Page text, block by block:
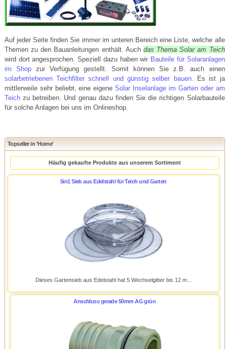
Auf jeder Seite finden Sie immer im unteren Bereich eine Liste, welche alle
Themen zu den Bauanleitungen enthält. Auch das Thema Solar am Teich
wird dort angesprochen. Speziell dazu haben wir Bauteile für Solaranlagen
im Shopzur Verfügung gestellt. Somit können Sie z.B. auch einen
solarbetriebenen Teichfilter schnell und günstig selber bauen. Es ist ja
mittlerweile sehr beliebt, eine eigeneSolar Inselanlage im Garten oder am
Teichzu betreiben. Und genau dazu finden Sie die richtigen Solarbauteile
für solche Anlagen bei uns im Onlineshop.
Topseller in 'Home'
Häufig gekaufte Produkte aus unserem Sortiment
5in1 Sieb aus Edelstahl für Teich und Garten
Dieses Gartensieb aus Edelstahl hat 5 Wechselgitter bis 12 m...
Anschluss gerade 50mm AG grün